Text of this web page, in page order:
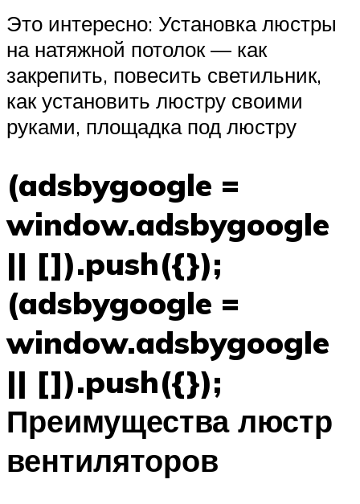
Это интересно: Установка люстры
на натяжной потолок — как
закрепить, повесить светильник,
как установить люстру своими
руками, площадка под люстру
(adsbygoogle =
window.adsbygoogle
|| []).push({});
(adsbygoogle =
window.adsbygoogle
|| []).push({});
Преимущества люстр
вентиляторов